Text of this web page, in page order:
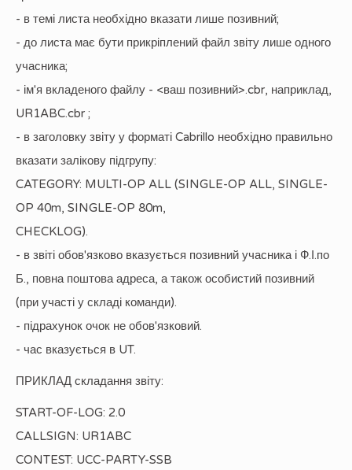
- в темі листа необхідно вказати лише позивний;
- до листа має бути прикріплений файл звіту лише одного
учасника;
- ім'я вкладеного файлу - <ваш позивний>.cbr, наприклад,
UR1ABC.cbr ;
- в заголовку звіту у форматі Cabrillo необхідно правильно
вказати залікову підгрупу:
CATEGORY: MULTI-OP ALL (SINGLE-OP ALL, SINGLE-
OP 40m, SINGLE-OP 80m,
CHECKLOG).
- в звіті обов'язково вказується позивний учасника і Ф.І.по
Б., повна поштова адреса, а також особистий позивний
(при участі у складі команди).
- підрахунок очок не обов'язковий.
- час вказується в UT.
ПРИКЛАД складання звіту:
START-OF-LOG: 2.0
CALLSIGN: UR1ABC
CONTEST: UCC-PARTY-SSB